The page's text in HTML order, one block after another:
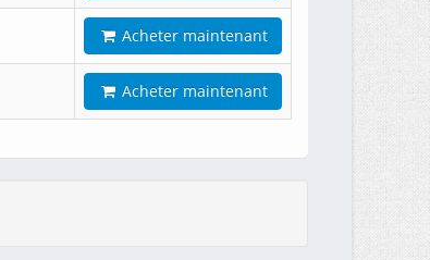
Acheter maintenant
Acheter maintenant